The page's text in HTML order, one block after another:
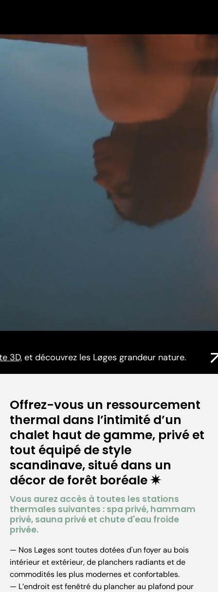
grandeur nature. Faites une visite
Offrez-vous un ressourcement
thermal dans l’intimité d’un
chalet haut de gamme, privé et
tout équipé de style
scandinave, situé dans un
décor de forêt boréale ✷
Vous aurez accès à toutes les stations
thermales suivantes : spa privé, hammam
privé, sauna privé et chute d'eau froide
privée.
— Nos Løges sont toutes dotées d'un foyer au bois
intérieur et extérieur, de planchers radiants et de
commodités les plus modernes et confortables.
— L’endroit est fenêtré du plancher au plafond pour